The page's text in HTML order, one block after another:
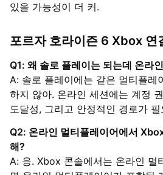
있을 가능성이 더 커.
포르자 호라이즌 6 Xbox 연
Q1: 왜 솔로 플레이는 되는데 온라
A: 솔로 플레이에는 같은 멀티플레
하지 않아. 온라인 세션에는 계정
도달성, 그리고 안정적인 경로가 필
Q2: 온라인 멀티플레이어에서
해?
A: 응. Xbox 콘솔에서는 온라인 멀